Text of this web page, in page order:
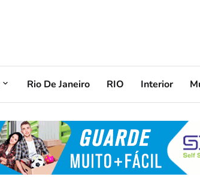
Rio De Janeiro RIO Interior